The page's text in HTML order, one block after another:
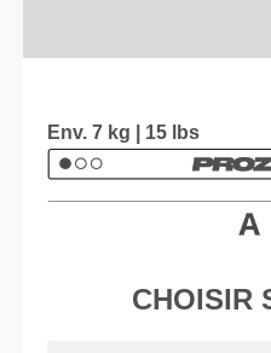
Env. 7 kg | 15 lbs
CHOISIR